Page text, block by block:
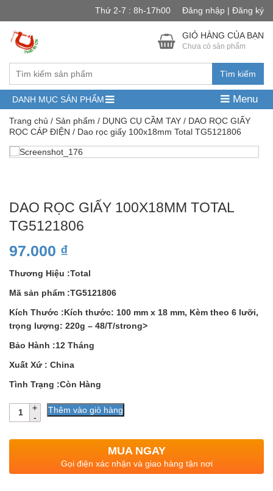
Thứ 2-7 : 8h-17h00 Đăng nhập | Đăng ký
Tìm kiếm
GIỎ HÀNG CỦA BẠN
Chưa có sản phẩm
DANH MỤC SẢN PHẨM Menu
Trang chủ / Sản phẩm / DỤNG CỤ CẦM TAY / DAO RỌC GIẤY
RỌC CÁP ĐIỆN / Dao rọc giấy 100x18mm Total TG5121806
DAO RỌC GIẤY 100X18MM TOTAL
TG5121806
97.000 ₫
Thương Hiệu :Total
Mã sản phẩm :TG5121806
Kích Thước :Kích thước: 100 mm x 18 mm, Kèm theo 6 lưỡi,
trọng lượng: 220g – 48/T/strong>
Bảo Hành :12 Tháng
Xuất Xứ : China
Tình Trạng :Còn Hàng
Số
lượng
Thêm vào giỏ hàng
MUA NGAY
Gọi điện xác nhận và giao hàng tận nơi